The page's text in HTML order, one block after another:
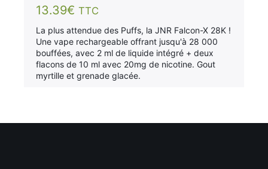
13.39€ TTC
La plus attendue des Puffs, la JNR Falcon-X 28K !
Une vape rechargeable offrant jusqu'à 28 000
bouffées, avec 2 ml de liquide intégré + deux
flacons de 10 ml avec 20mg de nicotine. Gout
myrtille et grenade glacée.